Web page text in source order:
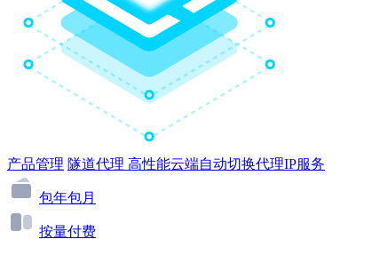
产品管理 隧道代理 高性能云端自动切换代理IP服务
包年包月
按量付费